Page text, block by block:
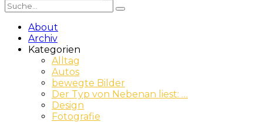
About
Archiv
Kategorien
Alltag
Autos
bewegte Bilder
Der Typ von Nebenan liest: …
Design
Fotografie